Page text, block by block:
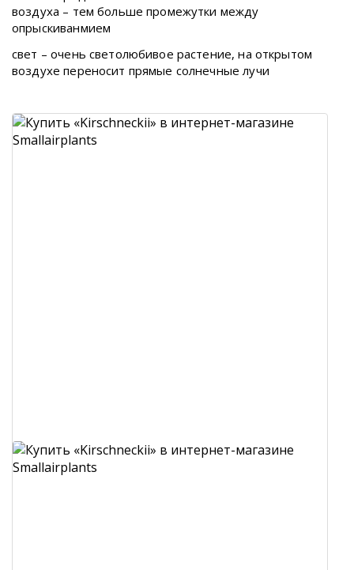
воздуха – тем больше промежутки между
опрыскиванмием
свет – очень светолюбивое растение, на открытом
воздухе переносит прямые солнечные лучи